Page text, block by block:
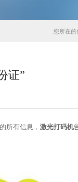
您所在的
证”
所有信息， 激光打码机